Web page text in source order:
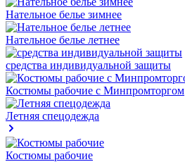
Нательное белье зимнее
Нательное белье летнее
средства индивидуальной защиты
Костюмы рабочие с Минпромторгом
Летняя спецодежда
Костюмы рабочие